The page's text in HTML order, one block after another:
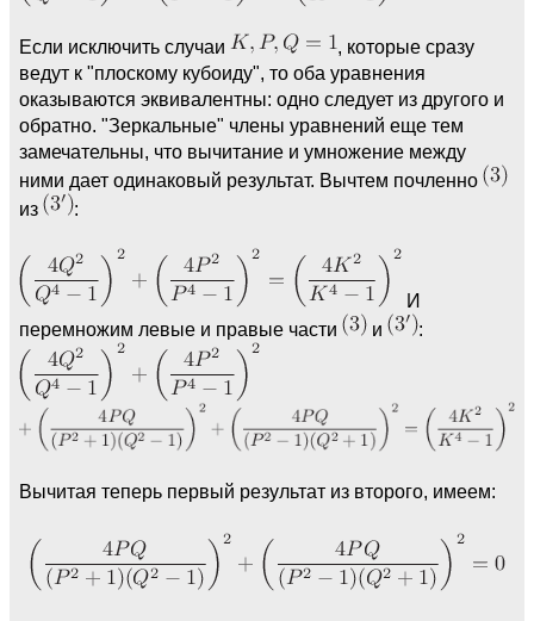
Если исключить случаи
, которые сразу
ведут к "плоскому кубоиду", то оба уравнения
оказываются эквивалентны: одно следует из другого и
обратно. "Зеркальные" члены уравнений еще тем
замечательны, что вычитание и умножение между
ними дает одинаковый результат. Вычтем почленно
из
:
И
перемножим левые и правые части
и :
Вычитая теперь первый результат из второго, имеем: